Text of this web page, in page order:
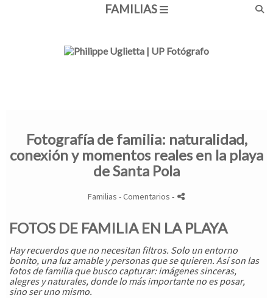
FAMILIAS
Fotografía de familia: naturalidad,
conexión y momentos reales en la playa
de Santa Pola
Familias - Comentarios -
FOTOS DE FAMILIA EN LA PLAYA
Hay recuerdos que no necesitan filtros. Solo un entorno
bonito, una luz amable y personas que se quieren. Así son las
fotos de familiaque busco capturar: imágenes sinceras,
alegres y naturales, donde lo más importante no es posar,
sino ser uno mismo.